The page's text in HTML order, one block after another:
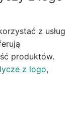
z usług
produktów.
z logo,